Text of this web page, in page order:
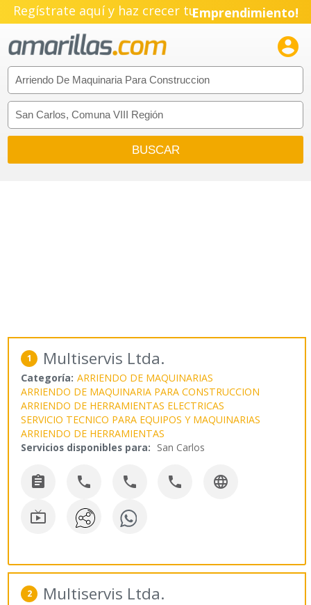
Regístrate aquí y haz crecer tuEmprendimiento!

1 Multiservis Ltda.
Categoría: ARRIENDO DE MAQUINARIAS
ARRIENDO DE MAQUINARIA PARA CONSTRUCCION
ARRIENDO DE HERRAMIENTAS ELECTRICAS
SERVICIO TECNICO PARA EQUIPOS Y MAQUINARIAS
ARRIENDO DE HERRAMIENTAS
Servicios disponibles para: San Carlos
    

2 Multiservis Ltda.